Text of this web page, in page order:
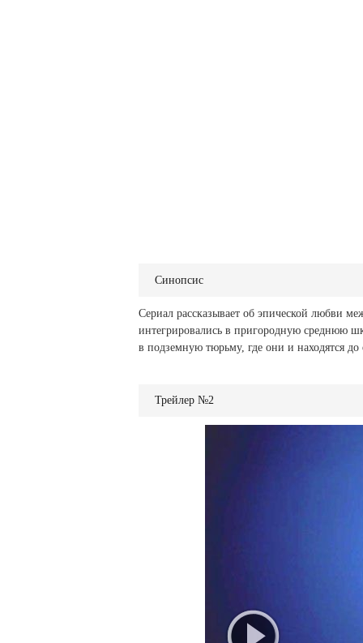
Синопсис
Сериал рассказывает об эпической любви
интегрировались в пригородную среднюю
в подземную тюрьму, где они и находятся до
Трейлер №2